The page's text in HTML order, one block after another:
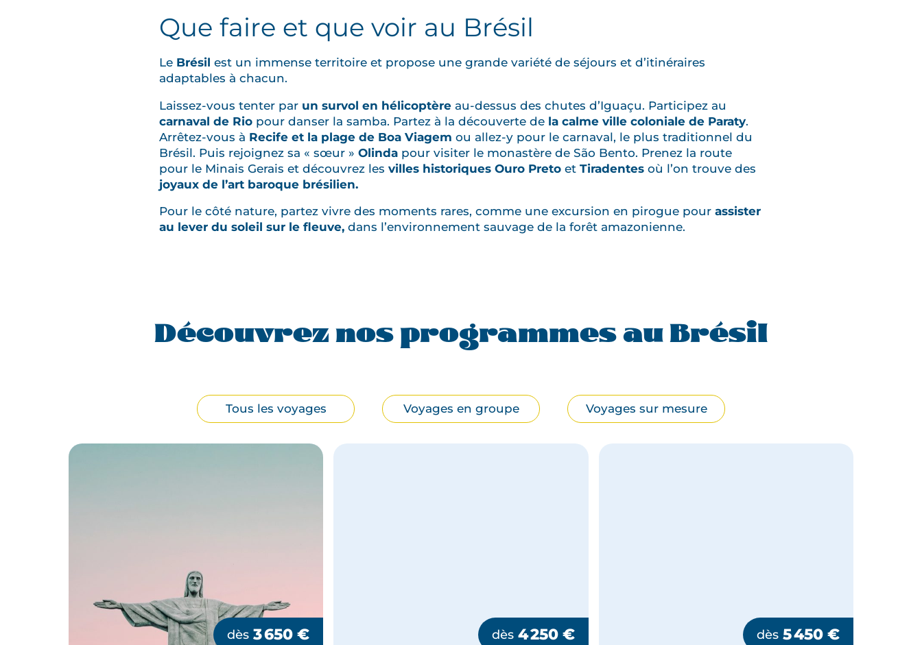
Que faire et que voir au Brésil
Le Brésil est un immense territoire et propose une grande variété de séjours et d’itinéraires
adaptables à chacun.
Laissez-vous tenter par un survol en hélicoptère au-dessus des chutes d’Iguaçu. Participez au
carnaval de Rio pour danser la samba. Partez à la découverte de la calme ville coloniale de Paraty.
Arrêtez-vous à Recife et la plage de Boa Viagem ou allez-y pour le carnaval, le plus traditionnel du
Brésil. Puis rejoignez sa « sœur » Olinda pour visiter le monastère de São Bento. Prenez la route
pour le Minais Gerais et découvrez les villes historiques Ouro Preto et Tiradentes où l’on trouve des
joyaux de l’art baroque brésilien.
Pour le côté nature, partez vivre des moments rares, comme une excursion en pirogue pour assister
au lever du soleil sur le fleuve, dans l’environnement sauvage de la forêt amazonienne.
Découvrez nos programmes au Brésil
Tous les voyages Voyages en groupe Voyages sur mesure
dès 3 650€ dès 4 250 € dès 5 450 €